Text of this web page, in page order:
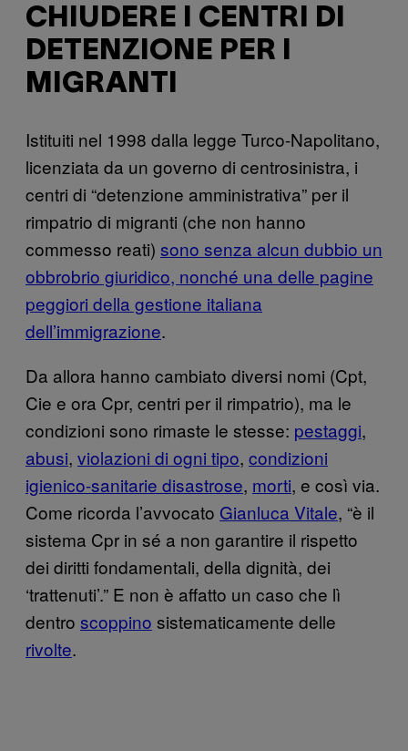
CHIUDERE I CENTRI DI
DETENZIONE PER I
MIGRANTI
Istituiti nel 1998 dalla legge Turco-Napolitano,
licenziata da un governo di centrosinistra, i
centri di “detenzione amministrativa” per il
rimpatrio di migranti (che non hanno
commesso reati) sono senza alcun dubbio un
obbrobrio giuridico, nonché una delle pagine
peggiori della gestione italiana
dell’immigrazione.
Da allora hanno cambiato diversi nomi (Cpt,
Cie e ora Cpr, centri per il rimpatrio), ma le
condizioni sono rimaste le stesse: pestaggi,
abusi, violazioni di ogni tipo, condizioni
igienico-sanitarie disastrose, morti, e così via.
Come ricorda l’avvocato Gianluca Vitale, “è il
sistema Cpr in sé a non garantire il rispetto
dei diritti fondamentali, della dignità, dei
‘trattenuti’.” E non è affatto un caso che lì
dentro scoppino sistematicamente delle
rivolte.